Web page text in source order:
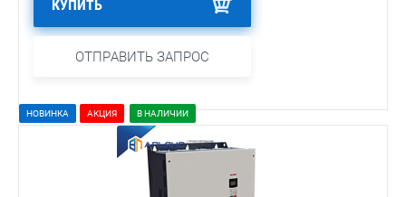
КУПИТЬ
ОТПРАВИТЬ ЗАПРОС
НОВИНКА АКЦИЯ В НАЛИЧИИ